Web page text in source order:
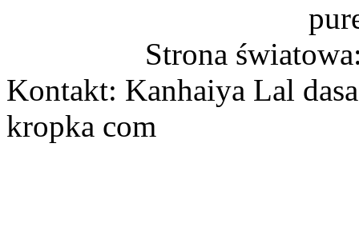
Strona
Kontakt: Kanhaiya Lal
kropka com